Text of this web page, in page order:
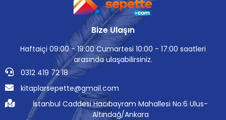
Bize Ulaşın
Haftaiçi 09:00 - 19:00 Cumartesi 10:00 - 17:00 saatleri
arasında ulaşabilirsiniz.
0312 419 72 18
kitaplarsepette@gmail.com
İstanbul Caddesi Hacıbayram Mahallesi No:6 Ulus-
Altındağ/Ankara